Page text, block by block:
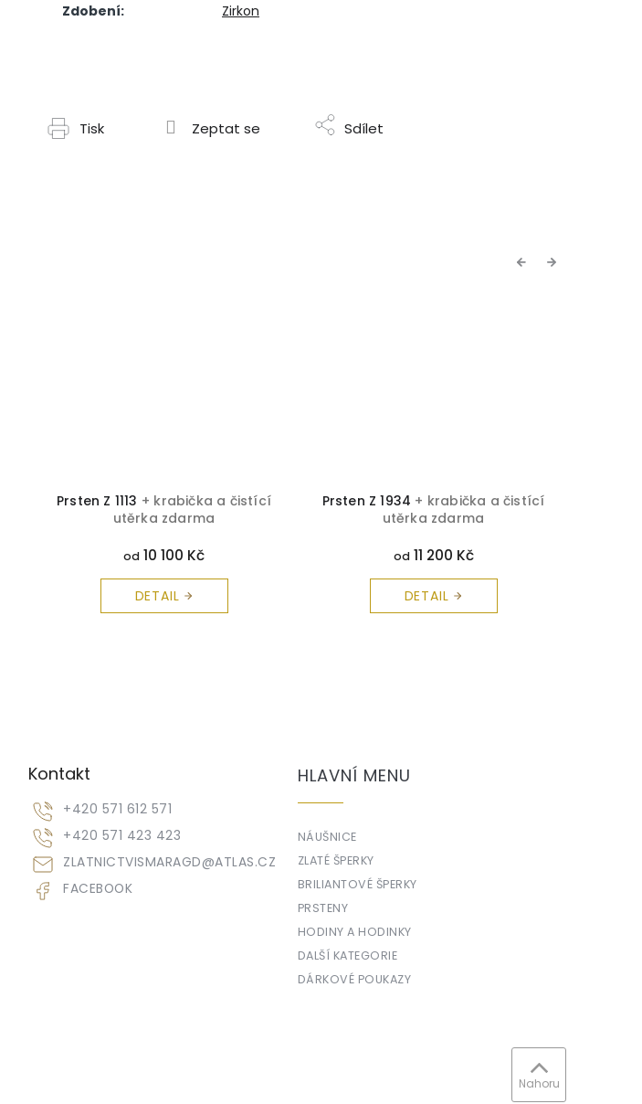
Zdobení: Zirkon
Tisk Zeptat se Sdílet
Previous
Prsten Z 1113 + krabička a čistící
utěrka zdarma
od 10 100 Kč
DETAIL
Prsten Z 1934 + krabička a čistící
utěrka zdarma
od11 200 Kč
DETAIL
Next
Kontakt
ZLATNICTVISMARAGD@ATLAS.CZ
+420 571 612 571
+420 571 423 423
FACEBOOK
HLAVNÍ MENU
NÁUŠNICE
ZLATÉ ŠPERKY
BRILIANTOVÉ ŠPERKY
PRSTENY
HODINY A HODINKY
DALŠÍ KATEGORIE
DÁRKOVÉ POUKAZY
Nahoru